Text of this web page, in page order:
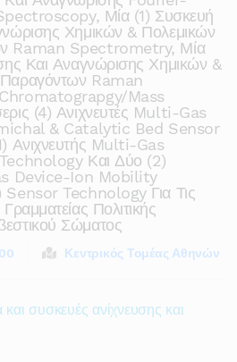
Μία (1) Συσκευή
Χημικών & Πολεμικών
Raman Spectrometry, Μία
Και Αναγνώρισης Χημικών &
Raman
mass
(4) Ανιχνευτές Multi-Gas
& Catalytic Bed Sensor
Ανιχνευτής Multi-Gas
Και Δύο (2)
Device-Ion Mobility
Technology Για Τις
Πολιτικής
Σώματος
Κεντρικός Τομέας Αθηνών
συσκευές ανίχνευσης και